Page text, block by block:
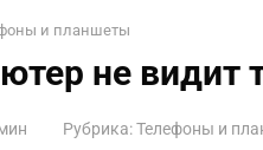
и планшеты
не видит
Рубрика:Телефоны и